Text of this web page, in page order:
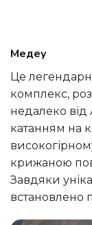
Медеу
Це легендарний високогірний спортивний
комплекс,
недалеко
катанням на
крижаною
Завдяки
встановлено